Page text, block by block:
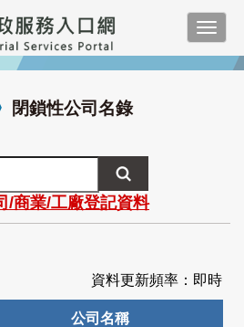
閉鎖性公司名錄
/商業/工廠登記資料
資料更新頻率：即時
公司名稱